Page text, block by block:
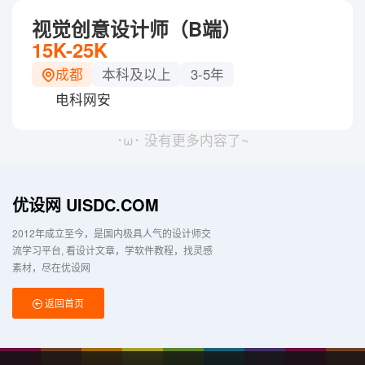
视觉创意设计师（B端）
15K-25K
成都 本科及以上
3-5年
电科网安
･ω･ 没有更多内容了~
优设网 UISDC.COM
2012年成立至今，是国内极具人气的设计师交
流学习平台 看设计文章，学软件教程，找灵感
素材，尽在优设网
返回首页